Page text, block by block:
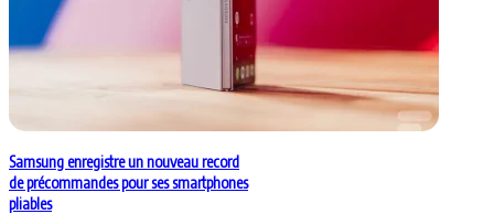
Samsung enregistre un nouveau record
de précommandes pour ses smartphones
pliables